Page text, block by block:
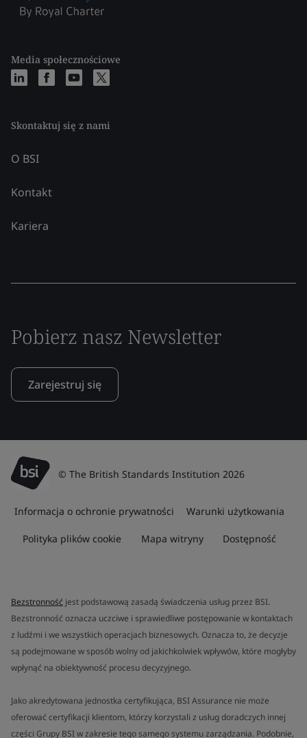
Media społecznościowe
Skontaktuj się z nami
O BSI
Kontakt
Kariera
Pobierz nasz Newsletter
Zarejestruj się
© The British Standards Institution 2026
Informacja o ochronie prywatności Warunki użytkowania
Polityka plików cookie Mapa witryny Dostępność
Bezstronność jest podstawową zasadą świadczenia usług przez BSI.
Bezstronność oznacza uczciwe i sprawiedliwe postępowanie w kontaktach
z ludźmi i we wszystkich operacjach biznesowych. Oznacza to, że decyzje
są podejmowane w sposób wolny od jakichkolwiek wpływów, które mogłyby
wpłynąć na obiektywność procesu decyzyjnego.
Jako akredytowana jednostka certyfikująca, BSI Assurance nie może
oferować certyfikacji klientom, którzy korzystali z usług doradczych innej
części Grupy BSI w zakresie tego samego systemu zarządzania. Podobnie,